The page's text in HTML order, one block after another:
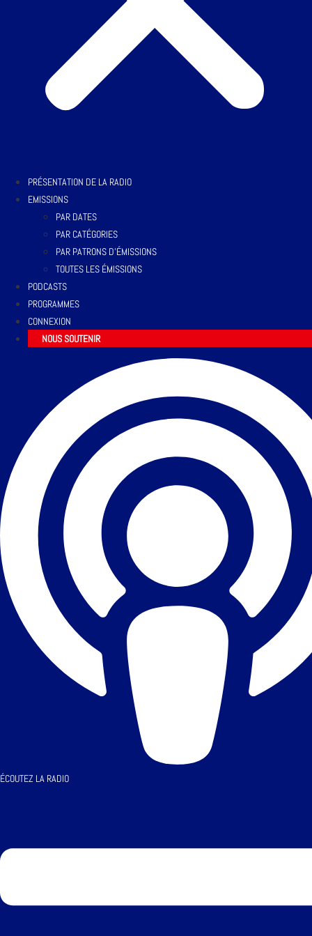
PRÉSENTATION DE LA RADIO
EMISSIONS
PAR DATES
PAR CATÉGORIES
PAR PATRONS D’ÉMISSIONS
TOUTES LES ÉMISSIONS
PODCASTS
PROGRAMMES
CONNEXION
NOUS SOUTENIR
ÉCOUTEZ LA RADIO